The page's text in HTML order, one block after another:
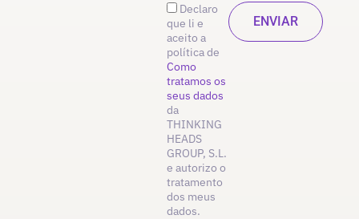
Declaro
que li e
aceito a
política de
Como
tratamos os
seus dados
da
THINKING
HEADS
GROUP, S.L.
e autorizo o
tratamento
dos meus
dados.